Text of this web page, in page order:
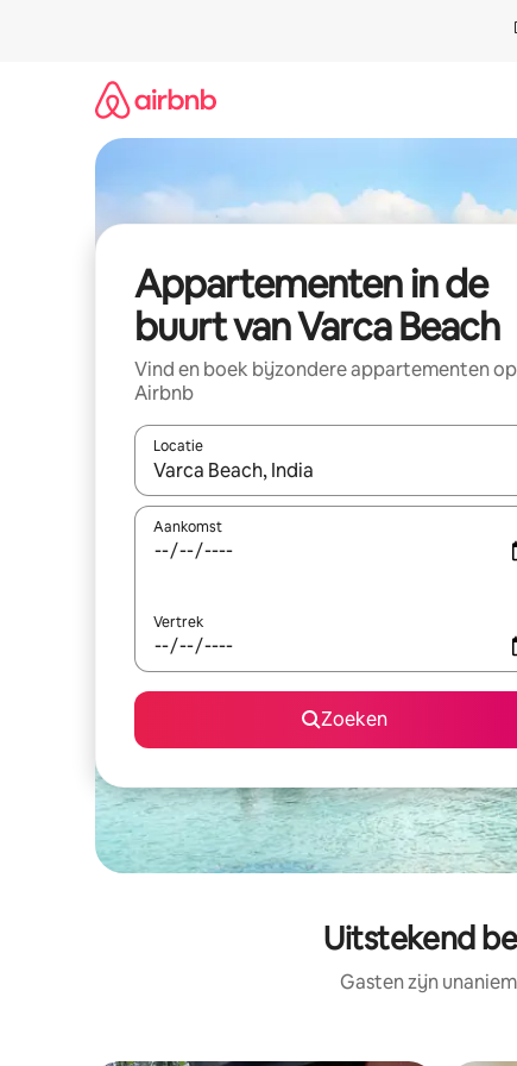
Appartementen in de
buurt van Varca Beach
Vind en boek bijzondere appartementen op
Airbnb
Locatie
Wanneer er resultaten beschikbaar zijn, maak
Aankomst
Vertrek
Zoeken
Uitstekend
Gasten zijn